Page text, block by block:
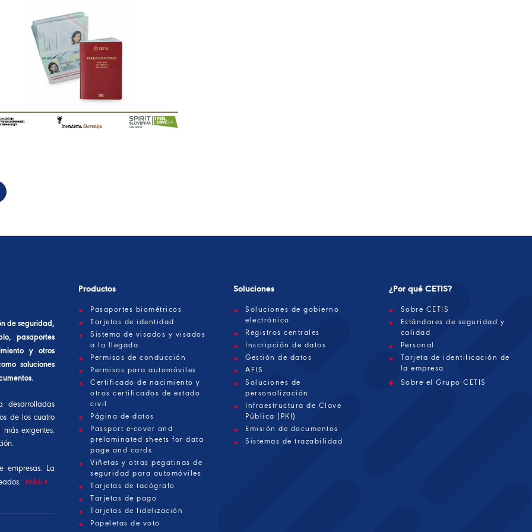
de seguridad,
pasaportes
y otros
soluciones
desarrolladas
de los cuatro
exigentes.
empresas. La
MÁS
Productos
Pasaportes biométricos
Tarjetas de identidad
Sistema de visados y visados
a la llegada
Permisos de conducción
Permisos para automóviles
Certificado de nacimiento y
otros certificados de estado
civil
Página de datos
Passport e-cover and
prelaminated sheets for data
page and cards
Viñetas y otras pegatinas de
seguridad para automóviles
Tarjetas de tacógrafo
Tarjetas de pago
Tarjetas de fidelización
Papeletas de voto
Soluciones
Soluciones de gobierno
electrónico
Registros centrales
Inscripción de datos
Gestión de datos
AFIS
Soluciones de
personalización
Infraestructura de Clave
Pública (PKI)
Emisión de documentos
Sistemas de trazabilidad
¿Por qué CETIS?
Sobre CETIS
Estándares de seguridad y
calidad
Personal
Tarjeta de identificación de
la empresa
Sobre el Grupo CETIS